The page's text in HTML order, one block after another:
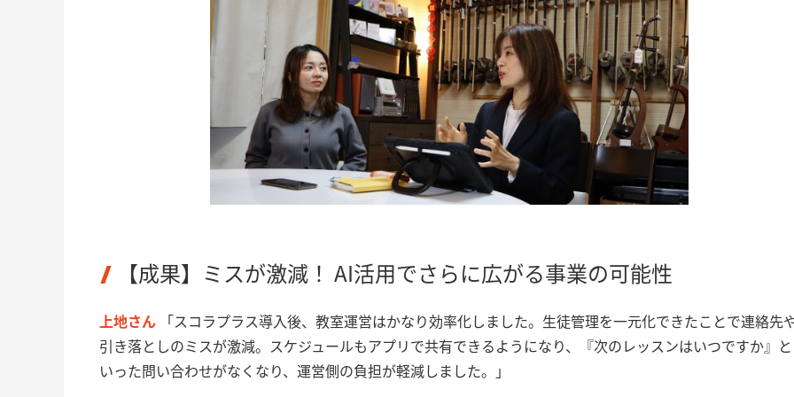
【成果】ミスが激減！ AI活用でさらに広がる事業の可能性
上地さん 「スコラプラス導入後、教室運営はかなり効率化しました。生徒管理を一元化できたことで連絡先
引き落としのミスが激減。スケジュールもアプリで共有できるようになり、『次のレッスンはいつですか』と
いった問い合わせがなくなり、運営側の負担が軽減しました。」